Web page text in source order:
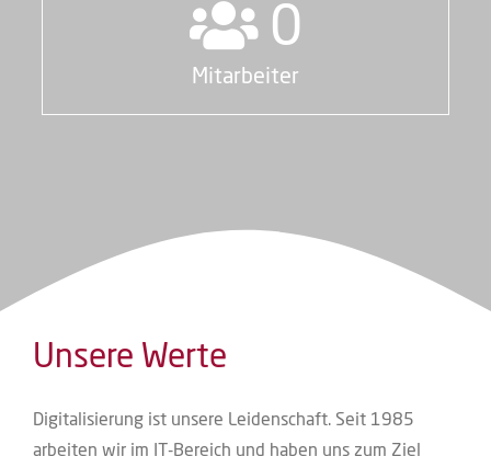
0
Mit­ar­bei­ter
Unsere Werte
Digi­ta­li­sie­rung ist unse­re Lei­den­schaft. Seit 1985
arbei­ten wir im IT-Bereich und haben uns zum Ziel